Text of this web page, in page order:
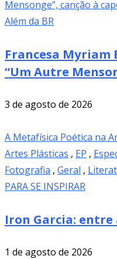
Além da BR
Francesa Myriam
“Um Autre
3 de agosto de 2026
A Metafísica Poética na
Artes Plásticas , EP ,
Fotografia , Geral ,
PARA SE INSPIRAR
Iron Garcia: entre
1 de agosto de 2026